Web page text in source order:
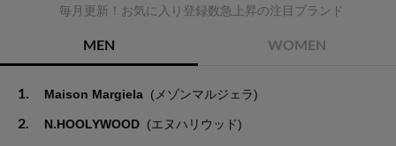
毎月更新！お気に入り登録数急上昇の注目ブランド
MEN WOMEN
1. Maison Margiela (メゾンマルジェラ)
2. N.HOOLYWOOD (エヌハリウッド)